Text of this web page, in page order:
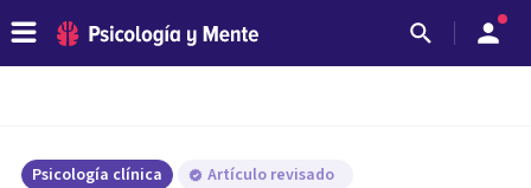
Psicología clínica Artículo revisado